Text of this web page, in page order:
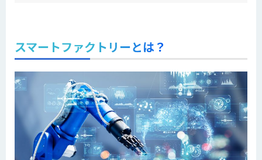
スマートファクトリーとは？